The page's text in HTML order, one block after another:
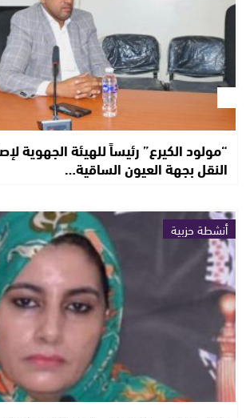
“مولود الكيرع” رئيساً للهيئة الجهوية
النقل بجهة العيون الساقية…
أنشطة حزبية